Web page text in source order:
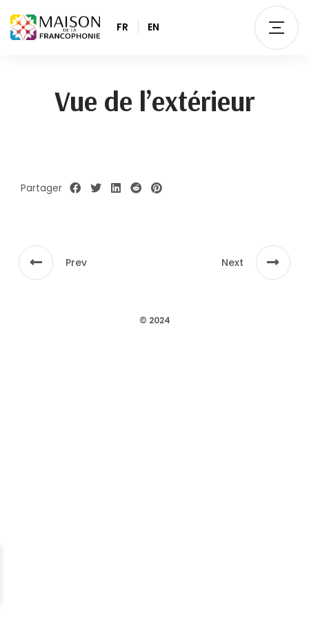
FR EN
Vue de l’extérieur
Partager
Prev Next
© 2024